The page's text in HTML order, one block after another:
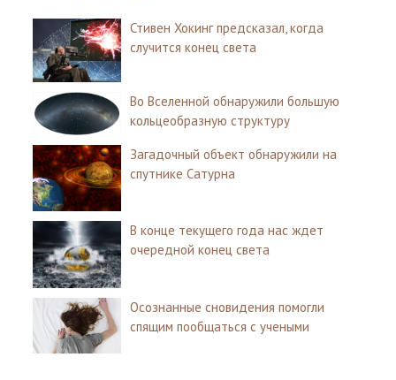
Стивен Хокинг предсказал, когда
случится конец света
Во Вселенной обнаружили большую
кольцеобразную структуру
Загадочный объект обнаружили на
спутнике Сатурна
В конце текущего года нас ждет
очередной конец света
Осознанные сновидения помогли
спящим пообщаться с учеными